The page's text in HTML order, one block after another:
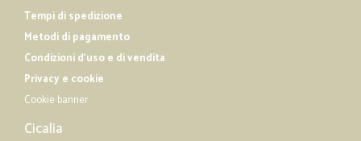
Tempi di spedizione
Metodi di pagamento
Condizioni d'uso e di vendita
Privacy e cookie
Cookie banner
Cicalia